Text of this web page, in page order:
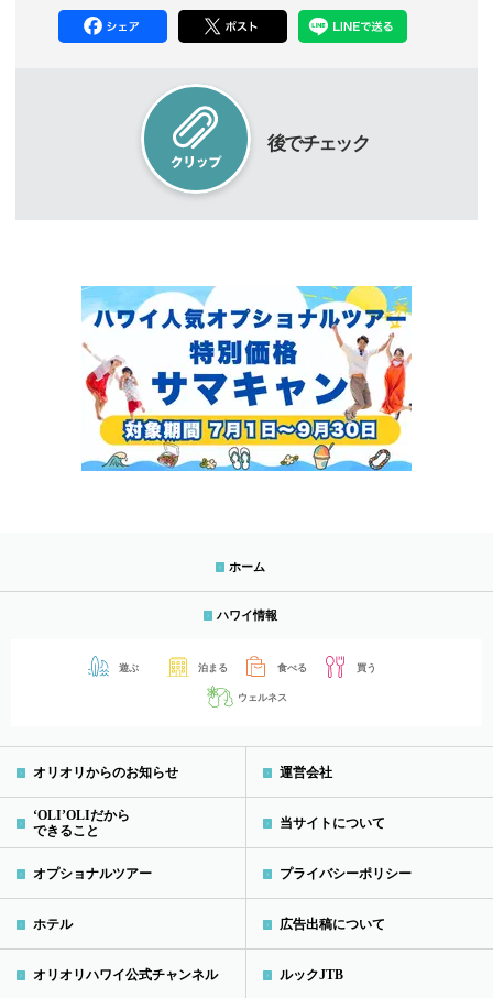
後でチェック
ホーム
ハワイ情報
遊ぶ 泊まる 食べる 買う
ウェルネス
オリオリからのお知らせ
‘OLI’OLIだから
できること
オプショナルツアー
ホテル
オリオリハワイ公式チャンネル
運営会社
当サイトについて
プライバシーポリシー
広告出稿について
ルックJTB